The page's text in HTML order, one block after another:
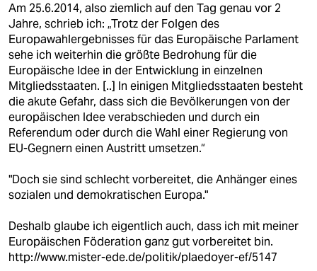
Am 25.6.2014, also ziemlich auf den Tag genau vor 2
Jahre, schrieb ich: „Trotz der Folgen des
Europawahlergebnisses für das Europäische Parlament
sehe ich weiterhin die größte Bedrohung für die
Europäische Idee in der Entwicklung in einzelnen
Mitgliedsstaaten. [..] In einigen Mitgliedsstaaten besteht
die akute Gefahr, dass sich die Bevölkerungen von der
europäischen Idee verabschieden und durch ein
Referendum oder durch die Wahl einer Regierung von
EU-Gegnern einen Austritt umsetzen.“
"Doch sie sind schlecht vorbereitet, die Anhänger eines
sozialen und demokratischen Europa."
Deshalb glaube ich eigentlich auch, dass ich mit meiner
Europäischen Föderation ganz gut vorbereitet bin.
http://www.mister-ede.de/politik/plaedoyer-ef/5147